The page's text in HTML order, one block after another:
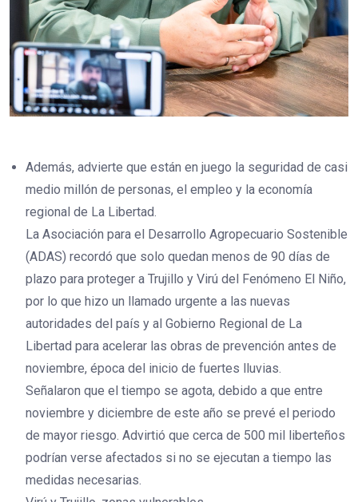
Además, advierte que están en juego la seguridad de casi
medio millón de personas, el empleo y la economía
regional de La Libertad.
La Asociación para el Desarrollo Agropecuario Sostenible
(ADAS) recordó que solo quedan menos de 90 días de
plazo para proteger a Trujillo y Virú del Fenómeno El Niño,
por lo que hizo un llamado urgente a las nuevas
autoridades del país y al Gobierno Regional de La
Libertad para acelerar las obras de prevención antes de
noviembre, época del inicio de fuertes lluvias.
Señalaron que el tiempo se agota, debido a que entre
noviembre y diciembre de este año se prevé el periodo
de mayor riesgo. Advirtió que cerca de 500 mil liberteños
podrían verse afectados si no se ejecutan a tiempo las
medidas necesarias.